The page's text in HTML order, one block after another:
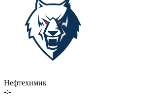
Нефтехимик
-:-